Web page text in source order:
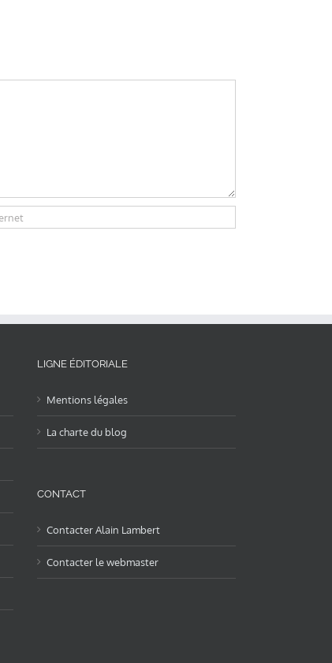
LIGNE ÉDITORIALE
Mentions légales
La charte du blog
CONTACT
Contacter Alain Lambert
Contacter le webmaster